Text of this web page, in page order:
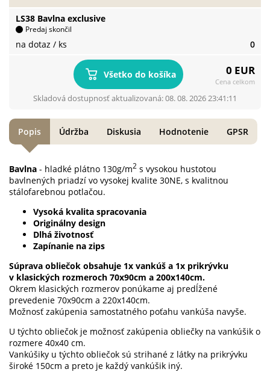
LS38 Bavlna exclusive
na dotaz / ks 0
Predaj skončil
Všetko do košíka 0 EUR
Cena celkom
Skladová dostupnosť aktualizovaná: 08. 08. 2026 23:41:11
Bavlna - hladké plátno 130g/m2 s vysokou hustotou
bavlnených priadzí vo vysokej kvalite 30NE, s kvalitnou
stálofarebnou potlačou.
Vysoká kvalita spracovania
Originálny design
Dlhá životnosť
Zapínanie na zips
Súprava obliečok obsahuje 1x vankúš a 1x prikrývku
v klasických rozmeroch 70x90cm a 200x140cm.
Okrem klasických rozmerov ponúkame aj predĺžené
prevedenie 70x90cm a 220x140cm.
Možnosť zakúpenia samostatného poťahu vankúša navyše.
U týchto obliečok je možnosť zakúpenia obliečky na vankúšik o
rozmere 40x40 cm.
Vankúšiky u týchto obliečok sú strihané z látky na prikrývku
široké 150cm a preto je každý vankúšik iný.
Popis Údržba Diskusia Hodnotenie GPSR